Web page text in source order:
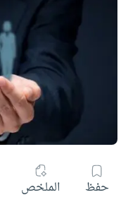
حفظ الملخص